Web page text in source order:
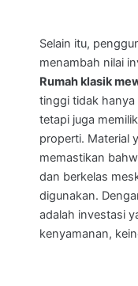
Selain itu,
menambah nilai
Rumah klasik
tinggi tidak hanya
tetapi juga
properti. Material
memastikan
dan berkelas
digunakan.
adalah investasi
kenyamanan,